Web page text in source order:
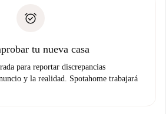
ningún problema.
tu nueva casa
para reportar discrepancias
y la realidad. Spotahome trabajará